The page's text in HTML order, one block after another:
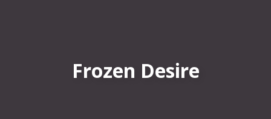
Frozen Desire